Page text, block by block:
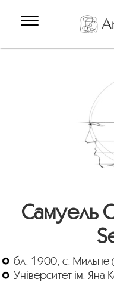
Самуель
бл. 1900, с. Мильне
Університет ім. Яна